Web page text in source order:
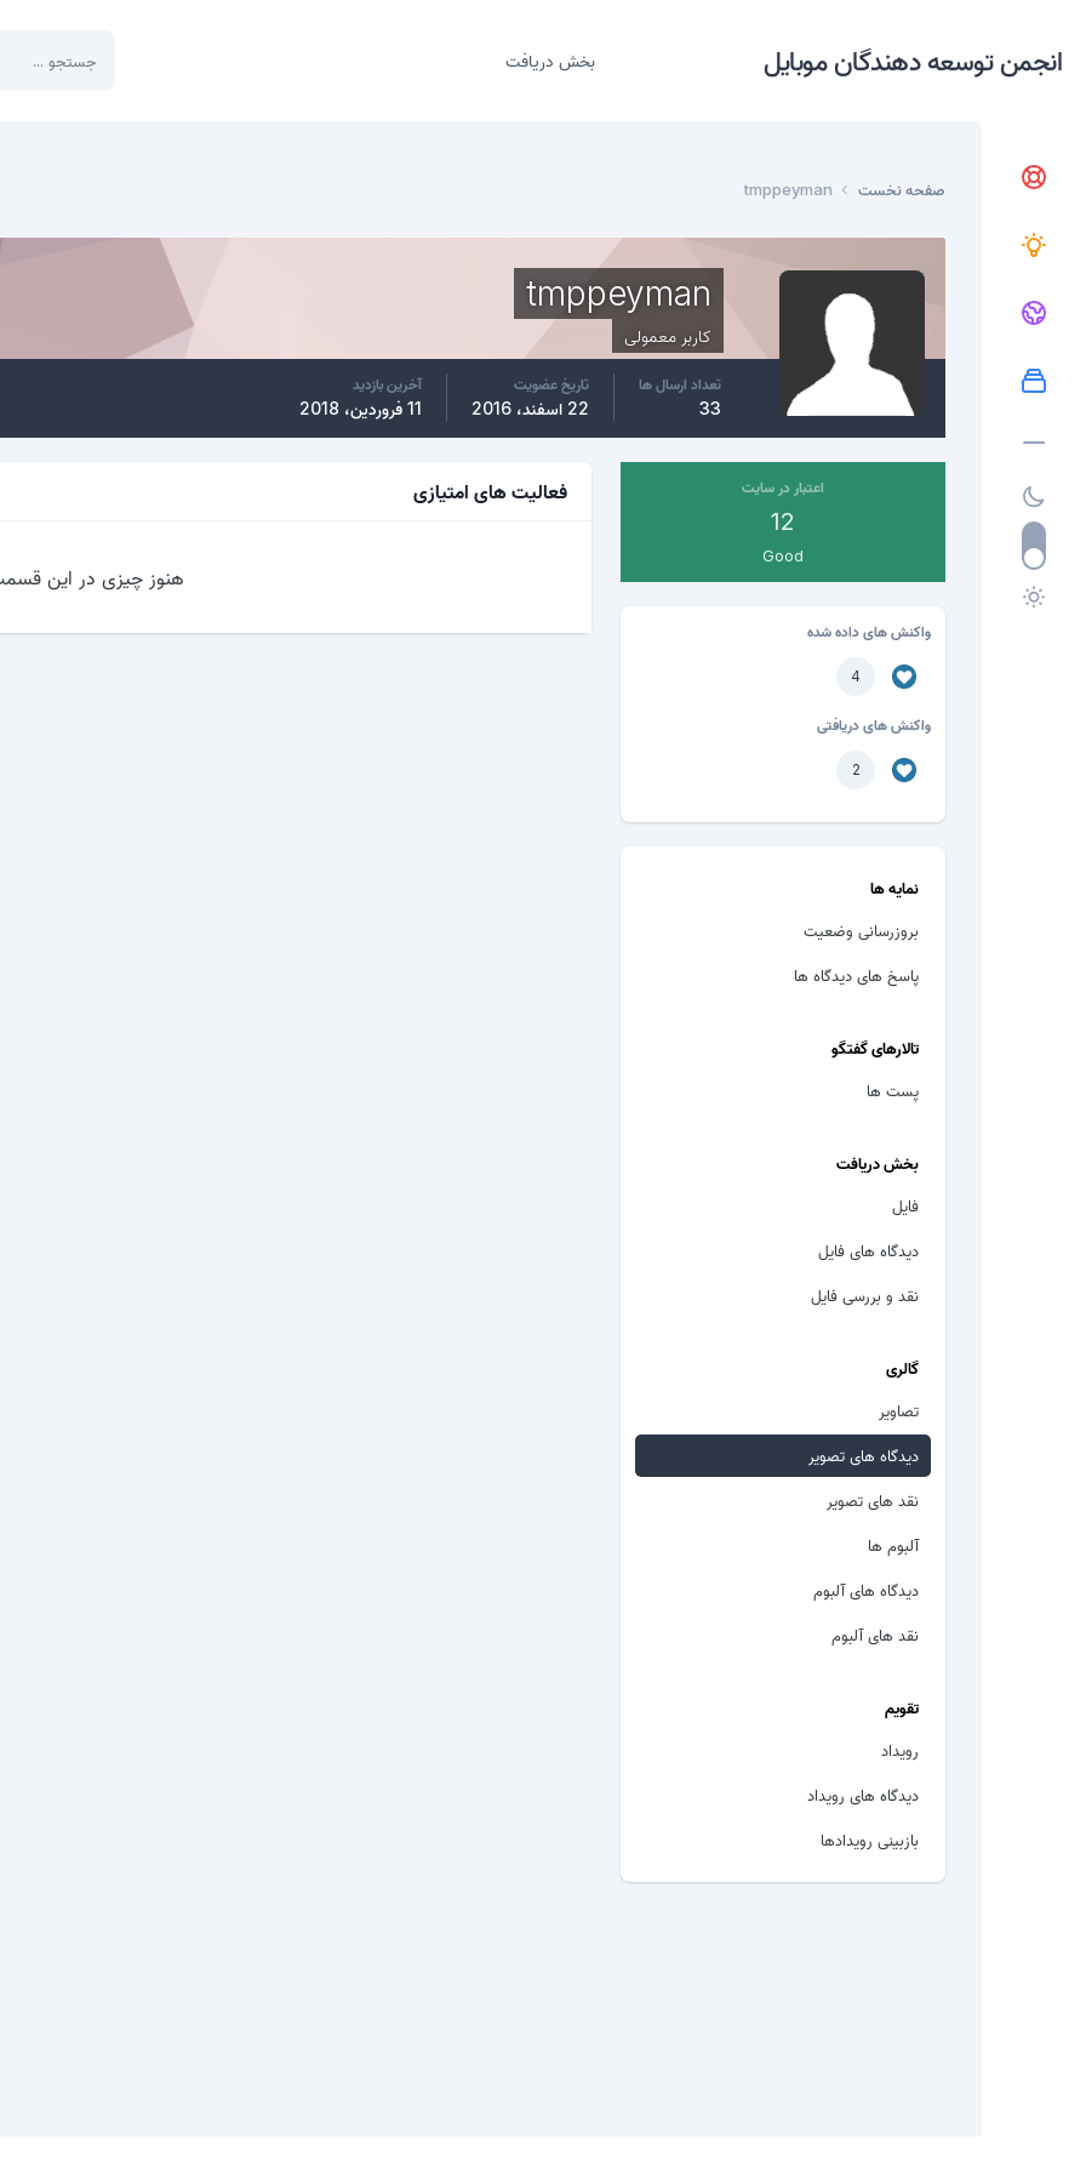
انجمن توسعه دهندگان موبایل بخش دریافت
صفحه نخست tmppeyman
tmppeyman
کاربر معمولی
تعداد ارسال ها
33
تاریخ عضویت
22 اسفند، 2016
آخرین بازدید
11 فروردین، 2018
اعتبار در سایت
12
Good
واکنش های داده شده
4
واکنش های دریافتی
2
نمایه ها
بروزرسانی وضعیت
پاسخ های دیدگاه ها
تالارهای گفتگو
پست ها
بخش دریافت
فایل
دیدگاه های فایل
نقد و بررسی فایل
گالری
تصاویر
دیدگاه های تصویر
نقد های تصویر
آلبوم ها
دیدگاه های آلبوم
نقد های آلبوم
تقویم
رویداد
دیدگاه های رویداد
بازبینی رویدادها
فعالیت های امتیازی
هنوز چیزی در این